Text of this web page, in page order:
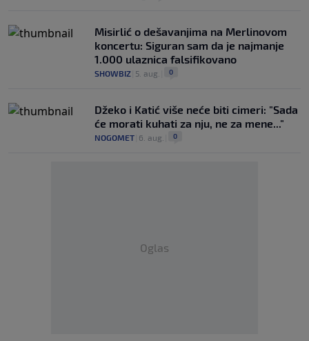
Misirlić o dešavanjima na Merlinovom
koncertu: Siguran sam da je najmanje
1.000 ulaznica falsifikovano
SHOWBIZ 5. aug. 0
Džeko i Katić više neće biti cimeri: "Sada
će morati kuhati za nju, ne za mene..."
NOGOMET 6. aug. 0
Oglas